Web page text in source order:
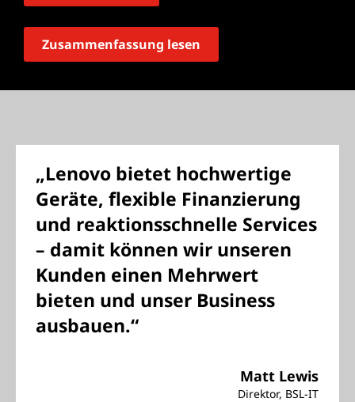
Zusammenfassung lesen
„Lenovo bietet hochwertige
Geräte, flexible Finanzierung
und reaktionsschnelle Services
– damit können wir unseren
Kunden einen Mehrwert
bieten und unser Business
ausbauen.“
Matt Lewis
Direktor, BSL-IT